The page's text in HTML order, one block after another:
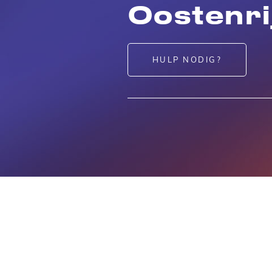
HULP NODIG?